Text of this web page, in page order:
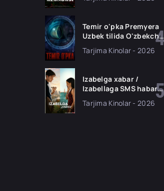
filmi Uzbek tilida 2026
Temir o'pka Premyera
Uzbek tilida O'zbekcha
2026 tarjima kino Full
HD tas-ix skachat
Tarjima Kinolar - 2026
Izabelga xabar /
Izabellaga SMS habar
Premyera 2026 Uzbek
tilida O'zbekcha
Tarjima Kinolar - 2026